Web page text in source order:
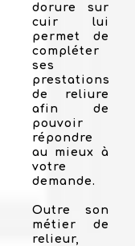
dorure sur
cuir lui
permet de
compléter
ses
prestations
de reliure
afin de
pouvoir
répondre
au mieux à
votre
demande.
Outre son
métier de
relieur,